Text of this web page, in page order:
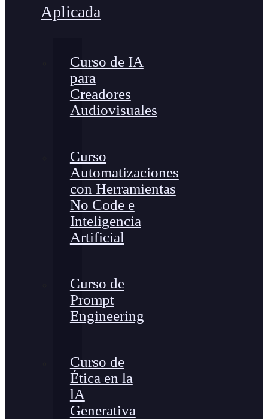
Aplicada
Curso de IA
para
Creadores
Audiovisuales
Curso
Automatizaciones
con Herramientas
No Code e
Inteligencia
Artificial
Curso de
Prompt
Engineering
Curso de
Ética en la
lA
Generativa